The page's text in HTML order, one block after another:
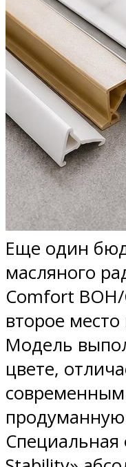
Еще один
масляного
Comfort
второе
Модель
цвете,